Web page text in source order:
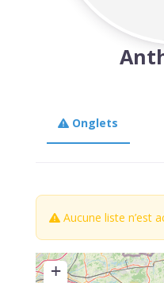
Onglets
Aucune liste n’est
+